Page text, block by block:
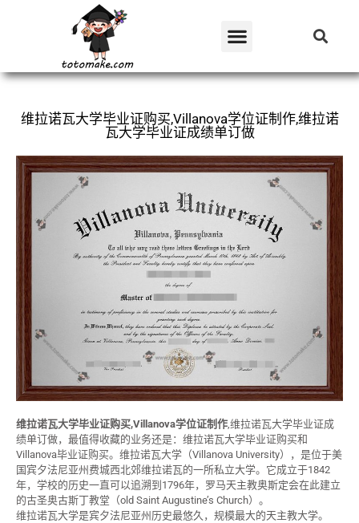
维拉诺瓦大学毕业证购买,Villanova学位证制作,维拉诺
瓦大学毕业证成绩单订做
维拉诺瓦大学毕业证购买,Villanova学位证制作,维拉诺瓦大学毕业证成
绩单订做，最值得收藏的业务还是：维拉诺瓦大学毕业证购买和
Villanova毕业证购买。维拉诺瓦大学（Villanova University），是位于美
国宾夕法尼亚州费城西北郊维拉诺瓦的一所私立大学。它成立于1842
年，学校的历史一直可以追溯到1796年，罗马天主教奥斯定会在此建立
的古圣奥古斯丁教堂（old Saint Augustine’s Church）。
维拉诺瓦大学是宾夕法尼亚州历史最悠久，规模最大的天主教大学。